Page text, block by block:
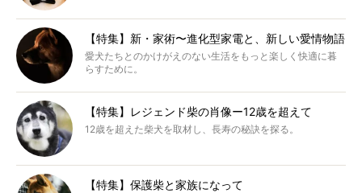
【特集】新・家術〜進化型家電と、新しい愛情物語
愛犬たちとのかけがえのない生活をもっと楽しく快適に暮
らすために。
【特集】レジェンド柴の肖像ー12歳を超えて
12歳を超えた柴犬を取材し、長寿の秘訣を探る。
【特集】保護柴と家族になって